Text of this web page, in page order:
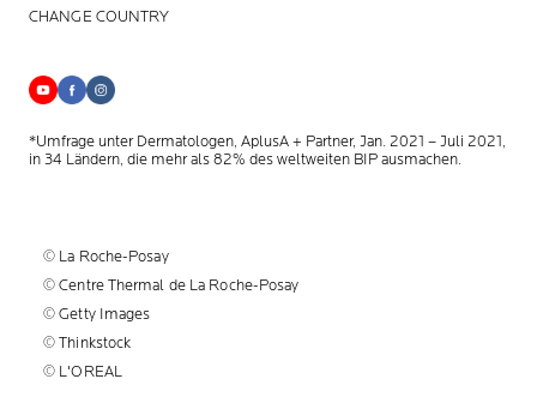
CHANGE COUNTRY
*Umfrage unter Dermatologen, AplusA + Partner, Jan. 2021 – Juli 2021,
in 34 Ländern, die mehr als 82% des weltweiten BIP ausmachen.
© La Roche-Posay
© Centre Thermal de La Roche-Posay
© Getty Images
© Thinkstock
© L'OREAL